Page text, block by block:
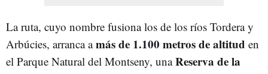
La ruta, cuyo nombre fusiona los de los ríos Tordera y
Arbúcies, arranca amás de 1.100 metros de altitud en
el Parque Natural del Montseny, unaReserva de la